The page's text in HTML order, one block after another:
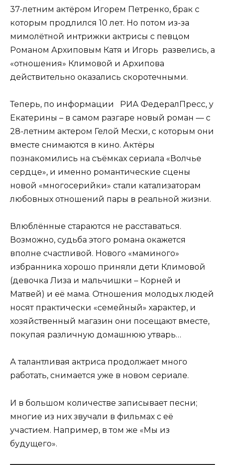
37-летним актёром Игорем Петренко, брак с
которым продлился 10 лет. Но потом из-за
мимолётной интрижки актрисы с певцом
Романом Архиповым Катя и Игорь развелись, а
«отношения» Климовой и Архипова
действительно оказались скоротечными.
Теперь, по информации РИА ФедералПресс, у
Екатерины – в самом разгаре новый роман — с
28-летним актером Гелой Месхи, с которым они
вместе снимаются в кино. Актёры
познакомились на съёмках сериала «Волчье
сердце», и именно романтические сцены
новой «многосерийки» стали катализаторам
любовных отношений пары в реальной жизни.
Влюблённые стараются не расставаться.
Возможно, судьба этого романа окажется
вполне счастливой. Нового «маминого»
избранника хорошо приняли дети Климовой
(девочка Лиза и мальчишки – Корней и
Матвей) и её мама. Отношения молодых людей
носят практически «семейный» характер, и
хозяйственный магазин они посещают вместе,
покупая различную домашнюю утварь…
А талантливая актриса продолжает много
работать, снимается уже в новом сериале.
И в большом количестве записывает песни;
многие из них звучали в фильмах с её
участием. Например, в том же «Мы из
будущего».